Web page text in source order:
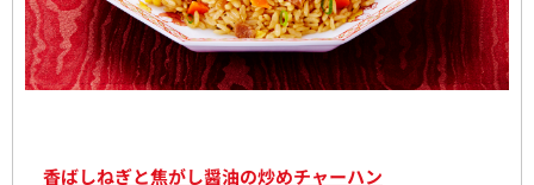
香ばしねぎと焦がし醤油の炒めチャーハン